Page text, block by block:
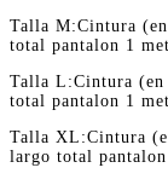
Talla M:Cintura
total pantalon 1
Talla L:Cintura
total pantalon 1
Talla XL:Cintura
largo total pantalon